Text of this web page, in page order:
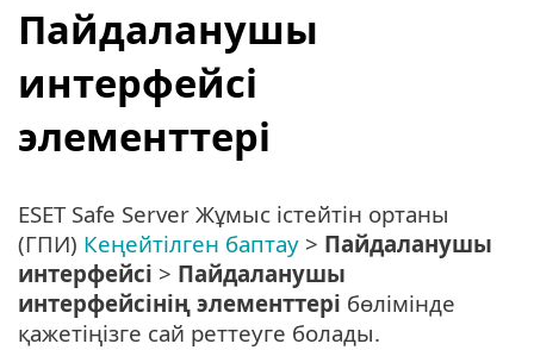
Пайдаланушы
интерфейсі
элементтері
ESET Safe Server Жұмыс істейтін ортаны
(ГПИ) Кеңейтілген баптау > Пайдаланушы
интерфейсі > Пайдаланушы
интерфейсінің элементтері бөлімінде
қажетіңізге сай реттеуге болады.